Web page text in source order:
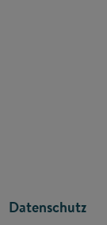
Datenschutz